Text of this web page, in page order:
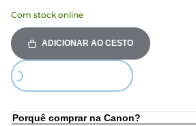
Com stock online
ADICIONAR AO CESTO
Loading...
Porquê comprar na Canon?